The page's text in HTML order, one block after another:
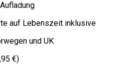
auf Lebenszeit inklusive
und UK
€)